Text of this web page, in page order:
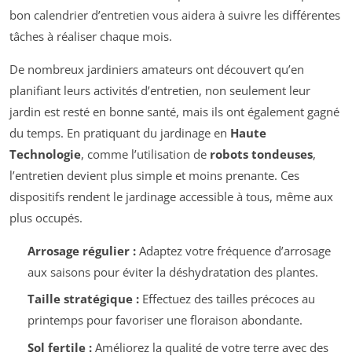
bon calendrier d’entretien vous aidera à suivre les différentes
tâches à réaliser chaque mois.
De nombreux jardiniers amateurs ont découvert qu’en
planifiant leurs activités d’entretien, non seulement leur
jardin est resté en bonne santé, mais ils ont également gagné
du temps. En pratiquant du jardinage en Haute
Technologie, comme l’utilisation de robots tondeuses,
l’entretien devient plus simple et moins prenante. Ces
dispositifs rendent le jardinage accessible à tous, même aux
plus occupés.
Arrosage régulier :Adaptez votre fréquence d’arrosage
aux saisons pour éviter la déshydratation des plantes.
Taille stratégique :Effectuez des tailles précoces au
printemps pour favoriser une floraison abondante.
Sol fertile :Améliorez la qualité de votre terre avec des